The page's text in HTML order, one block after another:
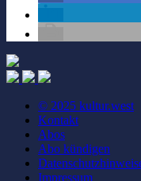
© 2025 kultur.west
Kontakt
Abos
Abo kündigen
Impressum